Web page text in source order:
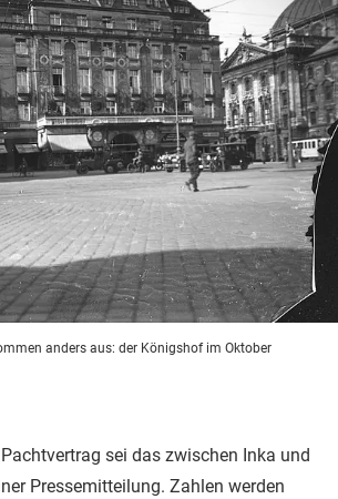
anders aus: der Königshof im Oktober
sei das zwischen Inka und
Pressemitteilung. Zahlen werden